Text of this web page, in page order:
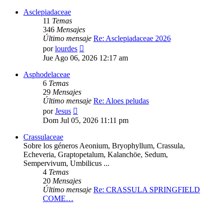
Asclepiadaceae
11 Temas
346 Mensajes
Último mensaje Re: Asclepiadaceae 2026
porlourdes
último
Jue Ago 06, 2026 12:17 am
Asphodelaceae
6 Temas
29 Mensajes
Último mensaje Re: Aloes peludas
porJesus
último
mensaje
Dom Jul 05, 2026 11:11 pm
Crassulaceae
Sobre los géneros Aeonium, Bryophyllum, Crassula,
Echeveria, Graptopetalum, Kalanchöe, Sedum,
Sempervivum, Umbilicus ...
4 Temas
20 Mensajes
Último mensaje Re: CRASSULA SPRINGFIELD
COME…